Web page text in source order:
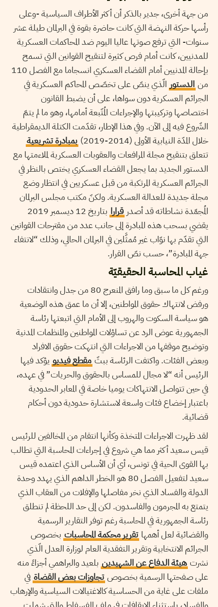
من جهة أخرى، جدير بالذكر أن أكثر الأطراف السياسية -وعلى
رأسها حركة النهضة التي كانت حاضرة بقوة في البرلمان طيلة عشر
سنوات- التي ترفع صوتها عاليا اليوم ضد المحاكمات العسكرية
للمدنيين، كانت أمام فرص كثيرة لتنقيح القوانين التي تسمح
بإحالة المدنيين أمام القضاء العسكري انسجاما مع الفصل 110
من الدستور الّذي ينصّ على تخصّص المحاكم العسكرية في
الجرائم العسكرية دون سواها، على أن يضبط القانون
اختصاصها وتركيبتها والإجراءات المُتّبعة أمامها، وهو ما لم يتمّ
الشّروع فيه إلى الآن. وفي هذا الإطار، تقدّمت الكتلة الديمقراطية
خلال المدّة النيابية الأولى (2014-2019)
بمبادرة تشريعية
تتعلق بتنقيح مجلة المرافعات والعقوبات العسكرية لملاءمتها مع
الدستور الجديد بما يجعل القضاء العسكري يختص بالنظر في
الجرائم العسكرية المرتكبة من قبل عسكريين في انتظار وضع
مجلة جديدة للعدالة العسكرية. ولكنّ مكتب مجلس البرلمان
المُجمّدة نشاطاته قد أصدر قرارا
بتاريخ 12 ديسمبر 2019
يقضي بسحب هذه المبادرة إلى جانب عدد من مقترحات القوانين
التي تقدّم بها نوّاب غير مُمثَّلين في البرلمان الحالي، وذلك “لانتفاء
جهة المبادرة”، حسب نصّ القرار.
غياب المحاسبة الحقيقيّة
ورغم كل ما سبق وما رافق المنعرج 80 من جدل وانتقادات
ورفض لانتهاك حقوق المواطنين، إلا أن ما عمق هذه الوضعية
هو سياسة السكوت والهروب إلى الأمام التي اتبعتها رئاسة
الجمهورية عوض الرد عن تساؤلات المواطنين والمنظمات المدنية
وتوضيح موقفها من الاجراءات التي انتهكت حقوق الافراد
وبعض الفئات. واكتفت الرئاسة ببثّ مقطع فيديو يؤكد فيها
الرئيس أنه “لا مجال للمساس بالحقوق والحريات” في عهده،
في حين تتواصل الانتهاكات يوميا خاصة في المعابر الحدودية
باعتبار إخضاع فئات واسعة لاستشارة حدودية دون أحكام
قضائية.
لقد ظهرت الاجراءات المتخذة وكأنها انتقام من المخالفين للرئيس
قيس سعيد أكثر مما هي شروع في إجراءات المحاسبة التي تطالب
بها القوى الحية في تونس، أي أن الأساس الذي اعتمده قيس
سعيد لتفعيل الفصل 80 هو الخطر الداهم الذي يهدد وحدة
الدولة والفساد الذي نخر مفاصلها والإفلات من العقاب الذي
يتمتع به المجرمون والفاسدون. لكن إلى حد اللحظة لم تنطلق
رئاسة الجمهورية في المحاسبة رغم توفر التقارير الرسمية
والقضائية لعل أهمها تقرير محكمة المحاسبات بخصوص
الجرائم الانتخابية وتقرير التفقدية العام لوزارة العدل الّذي
نشرت هيئة الدفاع عن الشهيدين بلعيد والبراهمي أجزاءً منه
على صفحتها الرسمية بخصوص تجاوزات بعض القضاة في
ملفات على غاية من الحساسية كالاغتيالات السياسية والإرهاب